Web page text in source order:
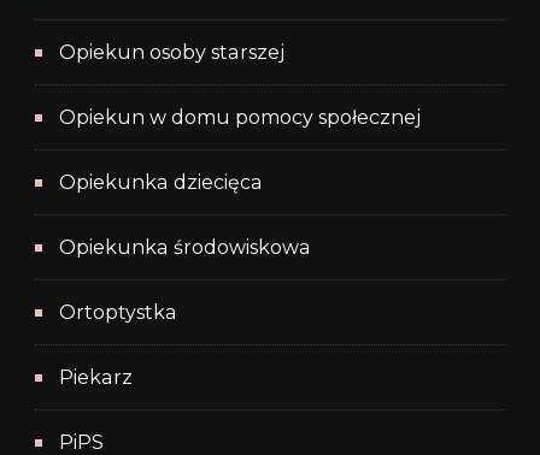
Opiekun osoby starszej
Opiekun w domu pomocy społecznej
Opiekunka dziecięca
Opiekunka środowiskowa
Ortoptystka
Piekarz
PiPS